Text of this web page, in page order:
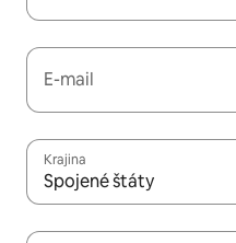
E-mail
Krajina
Spojené štáty